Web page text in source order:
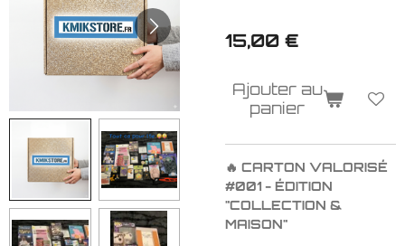
15,00 €
Ajouter au
panier
🔥 CARTON VALORISÉ
#001 - ÉDITION
"COLLECTION &
MAISON"